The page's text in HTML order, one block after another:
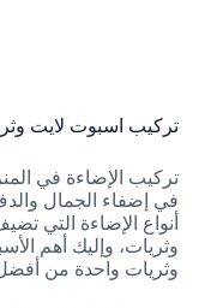
تركيب اسبوت لايت
تركيب الإضاءة في
في إضفاء الجمال
أنواع الإضاءة التي
وثريات، وإليك أهم
وثريات واحدة من